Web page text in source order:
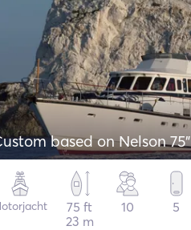
based on Nelson 75"
75 ft
23 m
10 5